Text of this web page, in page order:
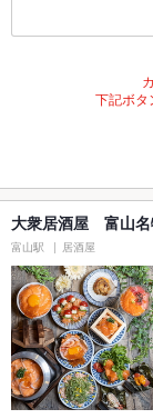
下記ボタ
大衆居酒屋 富山
富山駅 居酒屋